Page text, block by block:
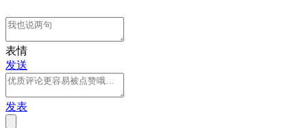
表情
发送
发表